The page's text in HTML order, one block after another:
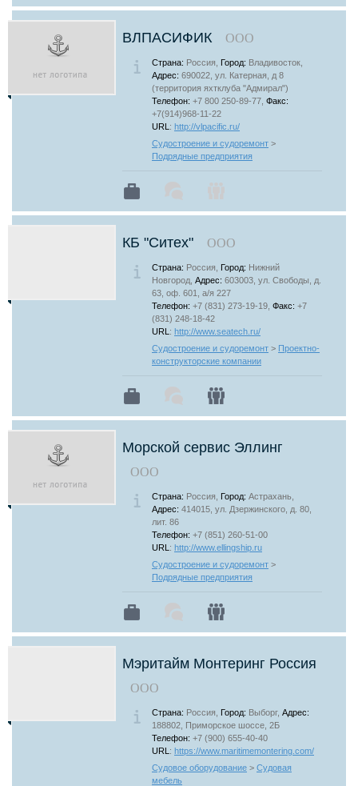
ВЛПАСИФИК ООО
Страна: Россия, Город: Владивосток,
Адрес: 690022, ул. Катерная, д 8
(территория яхтклуба "Адмирал")
Телефон: +7 800 250-89-77, Факс:
+7(914)968-11-22
URL : http://vlpacific.ru/
Судостроение и судоремонт >
Подрядные предприятия
КБ "Ситех" ООО
Страна: Россия, Город: Нижний
Новгород, Адрес: 603003, ул. Свободы, д.
63, оф. 601, а/я 227
Телефон: +7 (831) 273-19-19, Факс: +7
(831) 248-18-42
URL : http://www.seatech.ru/
Судостроение и судоремонт > Проектно-
конструкторские компании
Морской сервис Эллинг
ООО
Страна: Россия, Город: Астрахань,
Адрес: 414015, ул. Дзержинского, д. 80,
лит. 86
Телефон: +7 (851) 260-51-00
URL : http://www.ellingship.ru
Судостроение и судоремонт >
Подрядные предприятия
Мэритайм Монтеринг Россия
ООО
Страна: Россия, Город: Выборг, Адрес:
188802, Приморское шоссе, 2Б
Телефон: +7 (900) 655-40-40
URL : https://www.maritimemontering.com/
Судовое оборудование > Судовая
мебель